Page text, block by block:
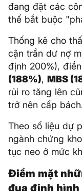
đang đặt các
thế bắt buộc
Thống kê cho
cận trần dư nợ
định 200%),
(188%), MBS
rủi ro tăng lên
trở nên cấp
Theo số liệu dự
ngành chứng
tục neo ở mức
Điểm mặt
đua định